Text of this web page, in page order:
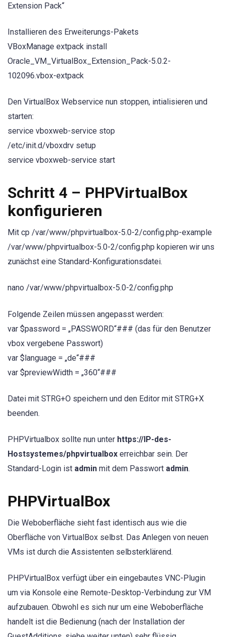
Extension Pack“
Installieren des Erweiterungs-Pakets
VBoxManage extpack install
Oracle_VM_VirtualBox_Extension_Pack-5.0.2-
102096.vbox-extpack
Den VirtualBox Webservice nun stoppen, intialisieren und
starten:
service vboxweb-service stop
/etc/init.d/vboxdrv setup
service vboxweb-service start
Schritt 4 – PHPVirtualBox
konfigurieren
Mit cp /var/www/phpvirtualbox-5.0-2/config.php-example
/var/www/phpvirtualbox-5.0-2/config.php kopieren wir uns
zunächst eine Standard-Konfigurationsdatei.
nano /var/www/phpvirtualbox-5.0-2/config.php
Folgende Zeilen müssen angepasst werden:
var $password = „PASSWORD“### (das für den Benutzer
vbox vergebene Passwort)
var $language = „de“###
var $previewWidth = „360“###
Datei mit STRG+O speichern und den Editor mit STRG+X
beenden.
PHPVirtualbox sollte nun unter https://IP-des-
Hostsystemes/phpvirtualbox erreichbar sein. Der
Standard-Login ist admin mit dem Passwort admin.
PHPVirtualBox
Die Weboberfläche sieht fast identisch aus wie die
Oberfläche von VirtualBox selbst. Das Anlegen von neuen
VMs ist durch die Assistenten selbsterklärend.
PHPVirtualBox verfügt über ein eingebautes VNC-Plugin
um via Konsole eine Remote-Desktop-Verbindung zur VM
aufzubauen. Obwohl es sich nur um eine Weboberfläche
handelt ist die Bedienung (nach der Installation der